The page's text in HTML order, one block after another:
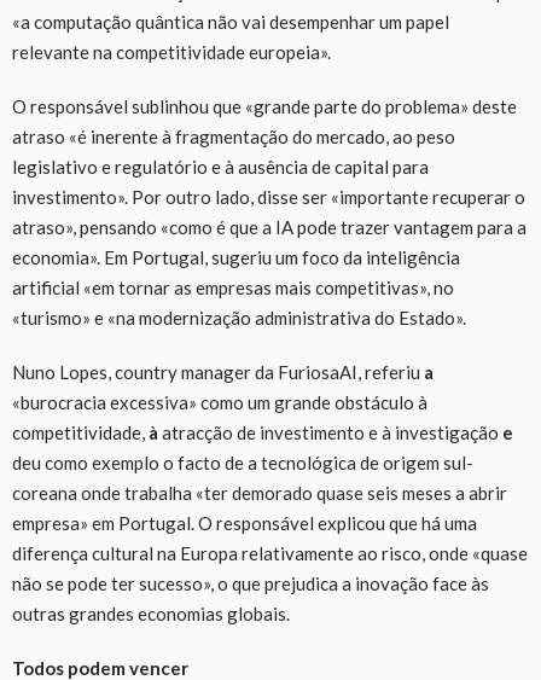
«a computação quântica não vai desempenhar um papel
relevante na competitividade europeia».
O responsável sublinhou que «grande parte do problema» deste
atraso «é inerente à fragmentação do mercado, ao peso
legislativo e regulatório e à ausência de capital para
investimento». Por outro lado, disse ser «importante recuperar o
atraso», pensando «como é que a IA pode trazer vantagem para a
economia». Em Portugal, sugeriu um foco da inteligência
artificial «em tornar as empresas mais competitivas», no
«turismo» e «na modernização administrativa do Estado».
Nuno Lopes, country manager da FuriosaAI, referiu a
«burocracia excessiva» como um grande obstáculo à
competitividade, à atracção de investimento e à investigação e
deu como exemplo o facto de a tecnológica de origem sul-
coreana onde trabalha «ter demorado quase seis meses a abrir
empresa» em Portugal. O responsável explicou que há uma
diferença cultural na Europa relativamente ao risco, onde «quase
não se pode ter sucesso», o que prejudica a inovação face às
outras grandes economias globais.
Todos podem vencer